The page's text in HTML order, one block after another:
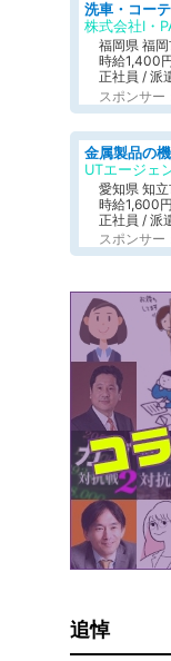
洗車・コー
株式会社I・
福岡県 福
時給1,400
正社員 / 派
スポンサー
UTエージェ
愛知県 知
時給1,600円
正社員 / 派
スポンサー
追悼